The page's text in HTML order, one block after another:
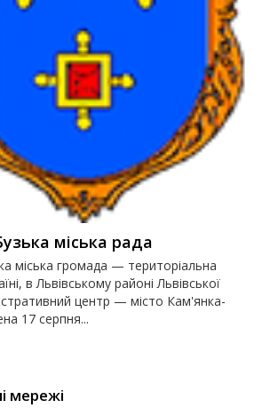
міська рада
міська громада — територіальна
в Львівському районі Львівської
центр — місто Кам'янка-
17 серпня...
мережі